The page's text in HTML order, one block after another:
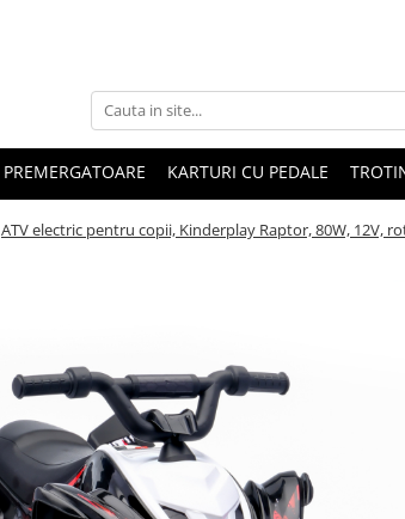
PREMERGATOARE KARTURI CU PEDALE
ATV electric pentru copii, Kinderplay Raptor, 80W, 12V,